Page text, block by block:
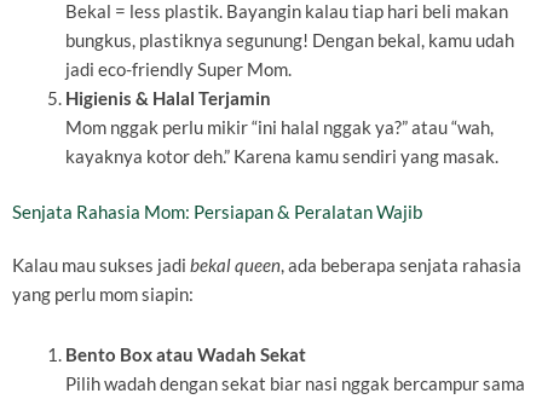
Bekal = less plastik. Bayangin kalau tiap hari beli makan
bungkus, plastiknya segunung! Dengan bekal, kamu udah
jadi eco-friendly Super Mom.
Higienis & Halal Terjamin
Mom nggak perlu mikir “ini halal nggak ya?” atau “wah,
kayaknya kotor deh.” Karena kamu sendiri yang masak.
Senjata Rahasia Mom: Persiapan & Peralatan Wajib
Kalau mau sukses jadi bekal queen, ada beberapa senjata rahasia
yang perlu mom siapin:
Bento Box atau Wadah Sekat
Pilih wadah dengan sekat biar nasi nggak bercampur sama